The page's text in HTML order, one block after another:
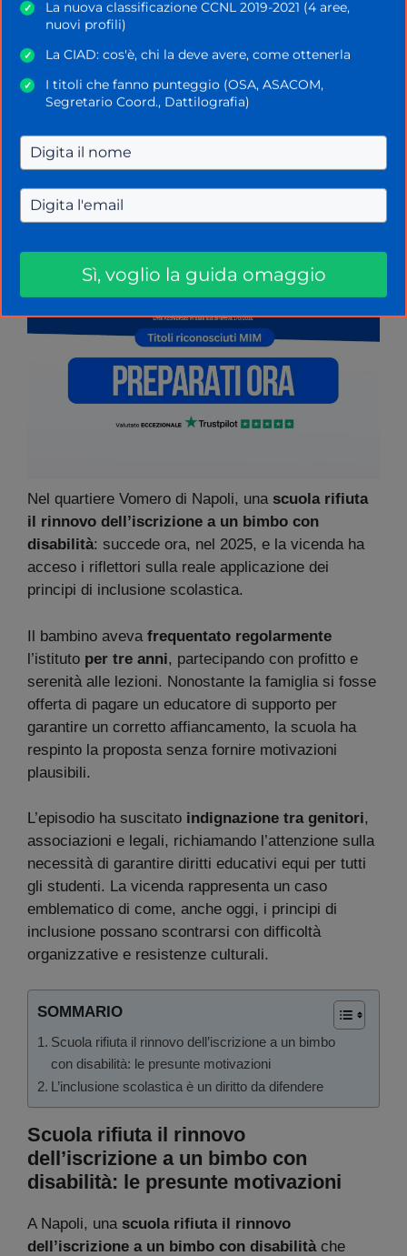
Nel quartiere Vomero di Napoli, una scuola rifiuta
il rinnovo dell’iscrizione a un bimbo con
disabilità: succede ora, nel 2025, e la vicenda ha
acceso i riflettori sulla reale applicazione dei
principi di inclusione scolastica.
Il bambino aveva frequentato regolarmente
l’istituto per tre anni, partecipando con profitto e
serenità alle lezioni. Nonostante la famiglia si fosse
offerta di pagare un educatore di supporto per
garantire un corretto affiancamento, la scuola ha
respinto la proposta senza fornire motivazioni
plausibili.
L’episodio ha suscitato indignazione tra genitori,
associazioni e legali, richiamando l’attenzione sulla
necessità di garantire diritti educativi equi per tutti
gli studenti. La vicenda rappresenta un caso
emblematico di come, anche oggi, i principi di
inclusione possano scontrarsi con difficoltà
organizzative e resistenze culturali.
SOMMARIO
Scuola rifiuta il rinnovo dell’iscrizione a un bimbo
con disabilità: le presunte motivazioni
L’inclusione scolastica è un diritto da difendere
Scuola rifiuta il rinnovo
dell’iscrizione a un bimbo con
disabilità: le presunte motivazioni
A Napoli, una scuola rifiuta il rinnovo
dell’iscrizione a un bimbo con disabilità che
✓
La nuova classificazione CCNL 2019-2021 (4 aree,
nuovi profili)
✓ La CIAD: cos'è, chi la deve avere, come ottenerla
✓
I titoli che fanno punteggio (OSA, ASACOM,
Segretario Coord., Dattilografia)
Sì, voglio la guida omaggio